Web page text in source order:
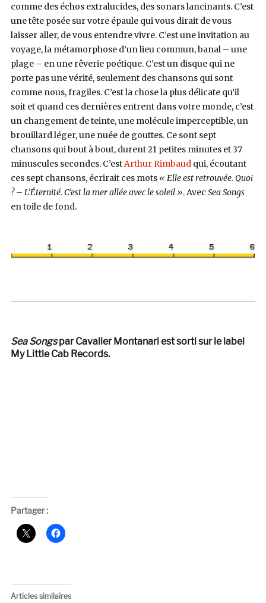
comme des échos extralucides, des sonars lancinants. C’est
une tête posée sur votre épaule qui vous dirait de vous
laisser aller, de vous entendre vivre. C’est une invitation au
voyage, la métamorphose d’un lieu commun, banal – une
plage – en une rêverie poétique. C’est un disque qui ne
porte pas une vérité, seulement des chansons qui sont
comme nous, fragiles. C’est la chose la plus délicate qu’il
soit et quand ces dernières entrent dans votre monde, c’est
un changement de teinte, une molécule imperceptible, un
brouillard léger, une nuée de gouttes. Ce sont sept
chansons qui bout à bout, durent 21 petites minutes et 37
minuscules secondes. C’estArthur Rimbaudqui, écoutant
ces sept chansons, écrirait ces mots « Elle est retrouvée. Quoi
? – L’Éternité. C’est la mer allée avec le soleil ». Avec Sea Songs
en toile de fond.
Sea Songspar Cavalier Montanari est sorti sur le label
My Little Cab Records.
Partager :
Articles similaires